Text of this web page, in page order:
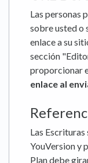
Las personas
sobre usted o
enlace a su
sección
proporcionar
enlace al
Las
YouVersion y
Plan debe